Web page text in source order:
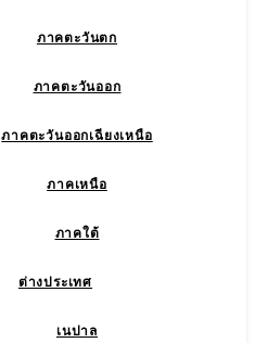
ภาคตะวันตก
ภาคตะวันออก
ภาคตะวันออกเฉียงเหนือ
ภาคเหนือ
ภาคใต้
ต่างประเทศ
เนปาล